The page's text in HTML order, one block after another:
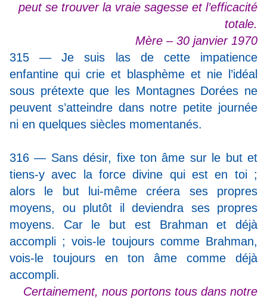
peut se trouver la vraie sagesse et l’efficacité
totale.
Mère – 30 janvier 1970
315 — Je suis las de cette impatience
enfantine qui crie et blasphème et nie l’idéal
sous prétexte que les Montagnes Dorées ne
peuvent s’atteindre dans notre petite journée
ni en quelques siècles momentanés.
316 — Sans désir, fixe ton âme sur le but et
tiens-y avec la force divine qui est en toi ;
alors le but lui-même créera ses propres
moyens, ou plutôt il deviendra ses propres
moyens. Car le but est Brahman et déjà
accompli ; vois-le toujours comme Brahman,
vois-le toujours en ton âme comme déjà
accompli.
Certainement, nous portons tous dans notre